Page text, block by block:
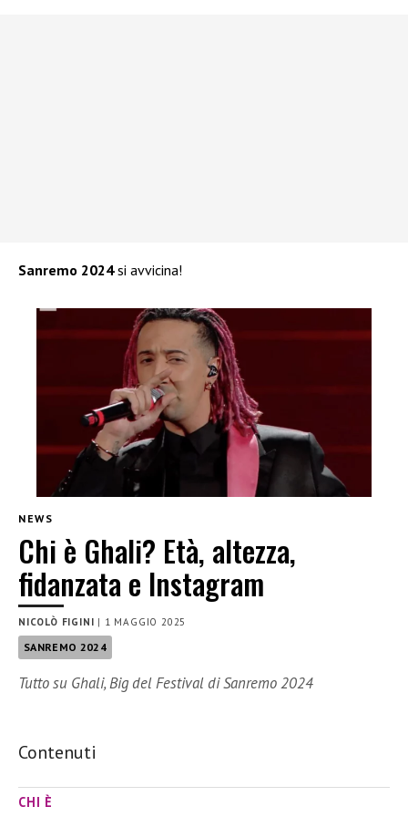
Sanremo 2024si avvicina!
NEWS
Chi è Ghali? Età, altezza,
fidanzata e Instagram
NICOLÒ FIGINI | 1 MAGGIO 2025
SANREMO 2024
Tutto su Ghali, Big del Festival di Sanremo 2024
Contenuti
CHI È